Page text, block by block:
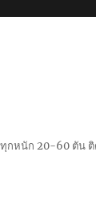
รทุกหนัก 20-60 ตัน